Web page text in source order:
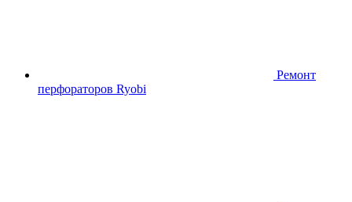
Ремонт
перфораторов Ryobi